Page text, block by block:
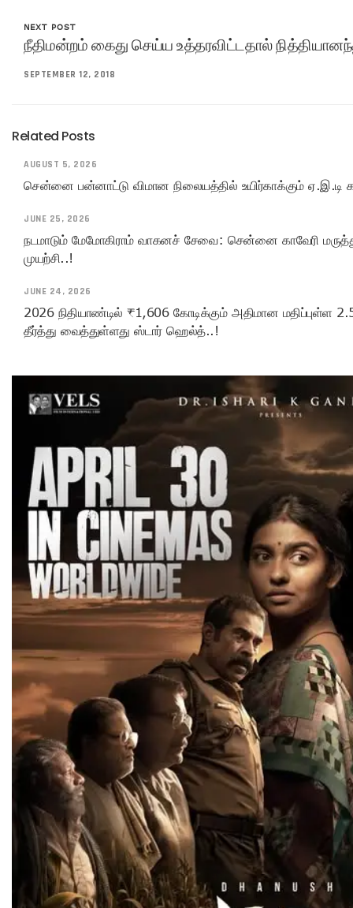
NEXT POST
நீதிமன்றம் கைது செய்ய உத்தரவிட்டதால்
SEPTEMBER 12, 2018
Related Posts
AUGUST 5, 2026
சென்னை பன்னாட்டு விமான நிலையத்தில் உயிர்காக்கும் ஏ.இ.டி
JUNE 25, 2026
நடமாடும் மேமோகிராம் வாகனச் சேவை: சென்னை காவேரி
முயற்சி..!
JUNE 24, 2026
2026 நிதியாண்டில் ₹1,606 கோடிக்கும் அதிமான மதிப்புள்ள
தீர்த்து வைத்துள்ளது ஸ்டார் ஹெல்த்..!